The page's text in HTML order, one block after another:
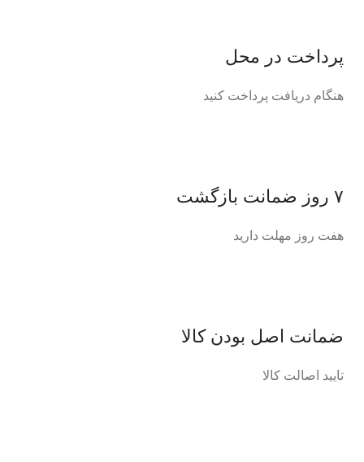
پرداخت در محل
هنگام دریافت پرداخت کنید
۷ روز ضمانت بازگشت
هفت روز مهلت دارید
ضمانت اصل‌ بودن کالا
تایید اصالت کالا